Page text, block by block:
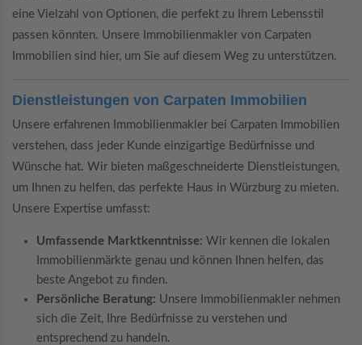
eine Vielzahl von Optionen, die perfekt zu Ihrem Lebensstil
passen könnten. Unsere Immobilienmakler von Carpaten
Immobilien sind hier, um Sie auf diesem Weg zu unterstützen.
Dienstleistungen von Carpaten Immobilien
Unsere erfahrenen Immobilienmakler bei Carpaten Immobilien
verstehen, dass jeder Kunde einzigartige Bedürfnisse und
Wünsche hat. Wir bieten maßgeschneiderte Dienstleistungen,
um Ihnen zu helfen, das perfekte Haus in Würzburg zu mieten.
Unsere Expertise umfasst:
Umfassende Marktkenntnisse: Wir kennen die lokalen
Immobilienmärkte genau und können Ihnen helfen, das
beste Angebot zu finden.
Persönliche Beratung: Unsere Immobilienmakler nehmen
sich die Zeit, Ihre Bedürfnisse zu verstehen und
entsprechend zu handeln.